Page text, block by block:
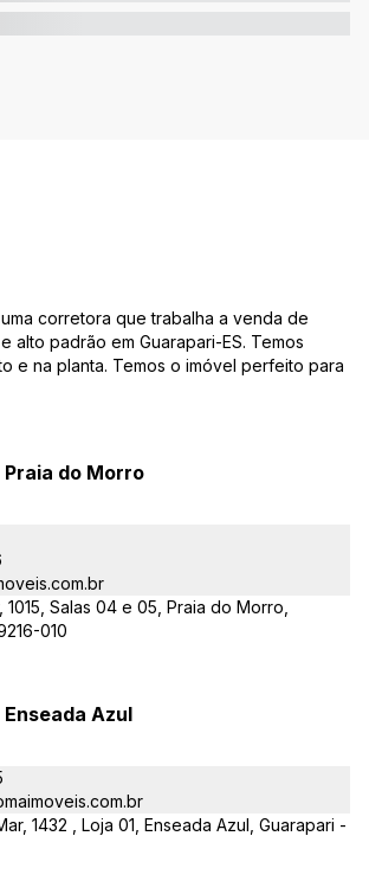
corretora que trabalha a venda de
alto padrão em Guarapari-ES. Temos
e na planta. Temos o imóvel perfeito para
Praia do Morro
Salas 04 e 05, Praia do Morro,
010
Enseada Azul
1432 , Loja 01, Enseada Azul, Guarapari -